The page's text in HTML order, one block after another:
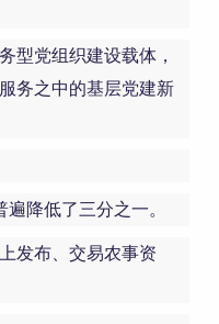
型党组织建设载体，
务之中的基层党建新
降低了三分之一。
发布、交易农事资